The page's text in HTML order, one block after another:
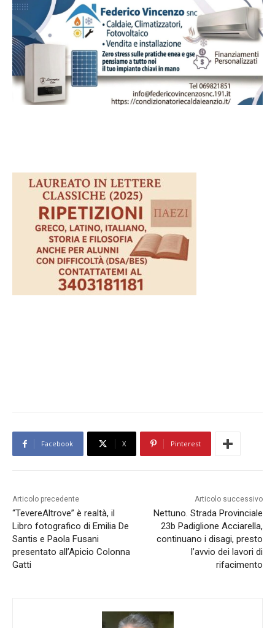
Facebook X Pinterest
Articolo precedente
“TevereAltrove” è realtà, il
Libro fotografico di Emilia De
Santis e Paola Fusani
presentato all’Apicio Colonna
Gatti
Articolo successivo
Nettuno. Strada Provinciale
23b Padiglione Acciarella,
continuano i disagi, presto
l’avvio dei lavori di
rifacimento